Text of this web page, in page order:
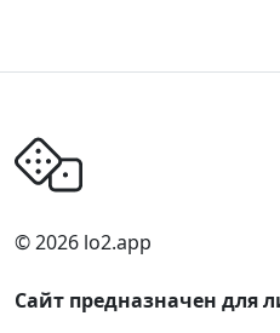
© 2026 lo2.app
Сайт предназначен для